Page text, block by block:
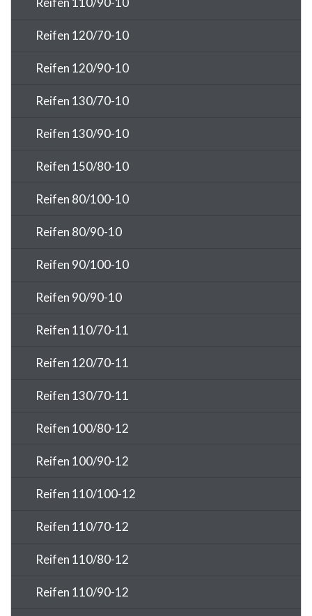
Reifen 120/70-10
Reifen 120/90-10
Reifen 130/70-10
Reifen 130/90-10
Reifen 150/80-10
Reifen 80/100-10
Reifen 80/90-10
Reifen 90/100-10
Reifen 90/90-10
Reifen 110/70-11
Reifen 120/70-11
Reifen 130/70-11
Reifen 100/80-12
Reifen 100/90-12
Reifen 110/100-12
Reifen 110/70-12
Reifen 110/80-12
Reifen 110/90-12